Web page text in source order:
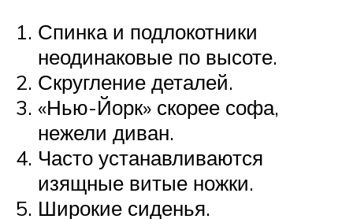
Спинка и подлокотники
неодинаковые по высоте.
Скругление деталей.
«Нью-Йорк» скорее софа,
нежели диван.
Часто устанавливаются
изящные витые ножки.
Широкие сиденья.